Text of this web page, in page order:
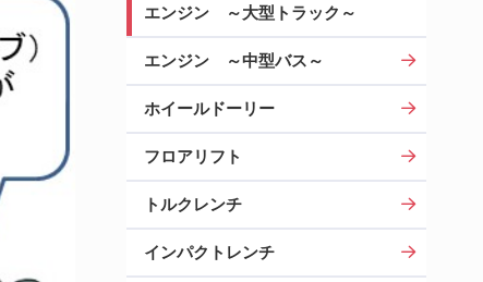
エンジン ～大型トラック～
エンジン ～中型バス～
ホイールドーリー
フロアリフト
トルクレンチ
インパクトレンチ